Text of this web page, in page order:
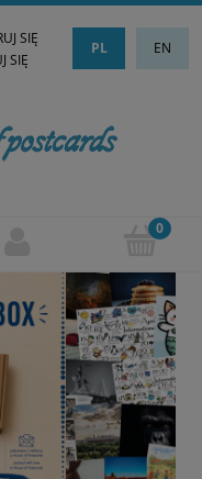
PL EN
SIĘ
SIĘ